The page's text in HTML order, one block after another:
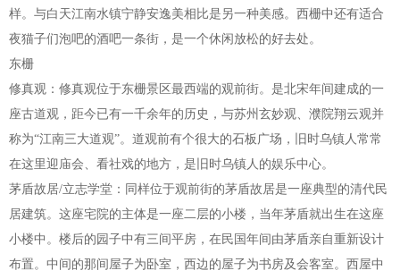
样。与白天江南水镇宁静安逸美相比是另一种美感。西栅中还有适合
夜猫子们泡吧的酒吧一条街，是一个休闲放松的好去处。
东栅
修真观：修真观位于东栅景区最西端的观前街。是北宋年间建成的一
座古道观，距今已有一千余年的历史，与苏州玄妙观、濮院翔云观并
称为“江南三大道观”。道观前有个很大的石板广场，旧时乌镇人常常
在这里迎庙会、看社戏的地方，是旧时乌镇人的娱乐中心。
茅盾故居/立志学堂：同样位于观前街的茅盾故居是一座典型的清代民
居建筑。这座宅院的主体是一座二层的小楼，当年茅盾就出生在这座
小楼中。楼后的园子中有三间平房，在民国年间由茅盾亲自重新设计
布置。中间的那间屋子为卧室，西边的屋子为书房及会客室。西屋中